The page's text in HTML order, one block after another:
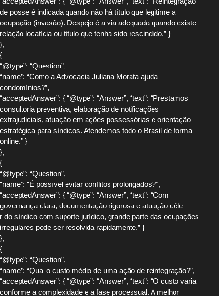
de posse é indicada quando não há título que legitime a
ocupação (invasão). Despejo é a via adequada quando existe
relação locatícia ou título que tenha sido rescindido.” }
},
{
“@type”: “Question”,
“name”: “Como a Advocacia Juliana Morata ajuda
condomínios?”,
“acceptedAnswer”: { “@type”: “Answer”, “text”: “Prestamos
consultoria preventiva, elaboração de notificações
extrajudiciais, atuação em ações possessórias e orientação
estratégica para síndicos. Atendemos todo o Brasil de forma
online.” }
},
{
“@type”: “Question”,
“name”: “É possível evitar conflitos prolongados?”,
“acceptedAnswer”: { “@type”: “Answer”, “text”: “Com
governança clara, documentação rigorosa e atuação céle
r do síndico com suporte jurídico, grande parte das ocupações
irregulares pode ser resolvida rapidamente.” }
},
{
“@type”: “Question”,
“name”: “Qual o custo médio de uma ação de reintegração?”,
“acceptedAnswer”: { “@type”: “Answer”, “text”: “O custo varia
conforme a complexidade e a fase processual. A melhor